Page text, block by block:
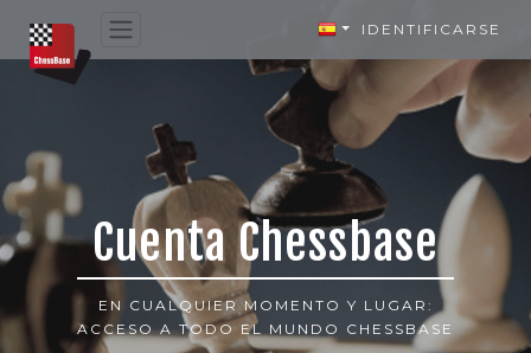
IDENTIFICARSE
Cuenta Chessbase
EN CUALQUIER MOMENTO Y LUGAR:
ACCESO A TODO EL MUNDO CHESSBASE